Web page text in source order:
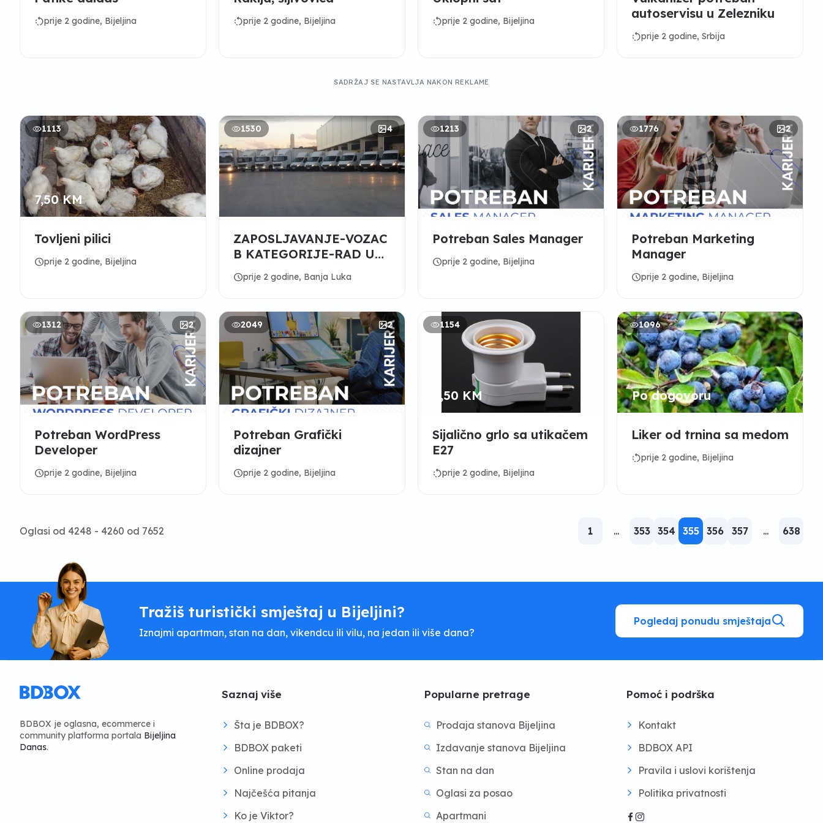
rotate_leftprije 2 godine, Bijeljina rotate_leftprije 2 godine, Bijeljina rotate_leftprije 2 godine, Bijeljina
autoservisu u Zelezniku
rotate_leftprije 2 godine, Srbija
SADRŽAJ SE NASTAVLJA NAKON REKLAME
1113
7,50 KM
Tovljeni pilici
scheduleprije 2 godine, Bijeljina
1530 4
ZAPOSLJAVANJE-VOZAC
B KATEGORIJE-RAD U
EU
scheduleprije 2 godine, Banja Luka
1213 2
Potreban Sales Manager
scheduleprije 2 godine, Bijeljina
1776 2
Potreban Marketing
Manager
scheduleprije 2 godine, Bijeljina
1312 2
Potreban WordPress
Developer
scheduleprije 2 godine, Bijeljina
2049 2
Potreban Grafički
dizajner
scheduleprije 2 godine, Bijeljina
1154
9,50 KM
Sijalično grlo sa utikačem
E27
rotate_leftprije 2 godine, Bijeljina
1096
Po dogovoru
Liker od trnina sa medom
rotate_leftprije 2 godine, Bijeljina
Oglasi od 4248 - 4260 od 7652 1 ... 353 354 355 356 357 ... 638
Tražiš turistički smještaj u Bijeljini?
Iznajmi apartman, stan na dan, vikendcu ili vilu, na jedan ili više dana?
Pogledaj ponudu smještaja
BDBOX je oglasna, ecommerce i
community platforma portala Bijeljina
Danas.
Saznaj više
Šta je BDBOX?
BDBOX paketi
Online prodaja
Najčešća pitanja
Ko je Viktor?
Popularne pretrage
Prodaja stanova Bijeljina
Izdavanje stanova Bijeljina
Stan na dan
Oglasi za posao
Apartmani
Pomoć i podrška
Kontakt
BDBOX API
Pravila i uslovi korištenja
Politika privatnosti